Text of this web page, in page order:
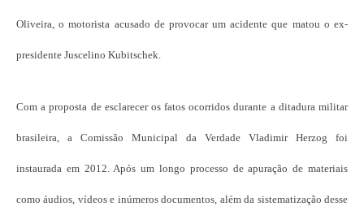
Oliveira, o motorista acusado de provocar um acidente que matou o ex-
presidente Juscelino Kubitschek.
Com a proposta de esclarecer os fatos ocorridos durante a ditadura militar
brasileira, a Comissão Municipal da Verdade Vladimir Herzog foi
instaurada em 2012. Após um longo processo de apuração de materiais
como áudios, vídeos e inúmeros documentos, além da sistematização desse